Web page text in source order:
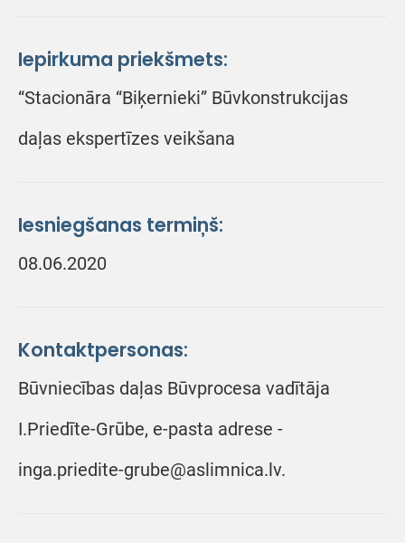
Iepirkuma priekšmets:
“Stacionāra “Biķernieki” Būvkonstrukcijas
daļas ekspertīzes veikšana
Iesniegšanas termiņš:
08.06.2020
Kontaktpersonas:
Būvniecības daļas Būvprocesa vadītāja
I.Priedīte-Grūbe, e-pasta adrese -
inga.priedite-grube@aslimnica.lv.